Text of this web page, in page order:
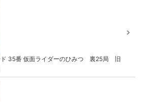
ド 35番 仮面ライダーのひみつ 裏25局 旧